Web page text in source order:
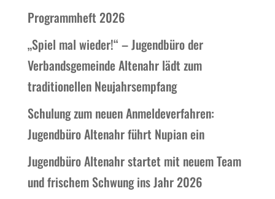
Programmheft 2026
„Spiel mal wieder!“ – Jugendbüro der
Verbandsgemeinde Altenahr lädt zum
traditionellen Neujahrsempfang
Schulung zum neuen Anmeldeverfahren:
Jugendbüro Altenahr führt Nupian ein
Jugendbüro Altenahr startet mit neuem Team
und frischem Schwung ins Jahr 2026